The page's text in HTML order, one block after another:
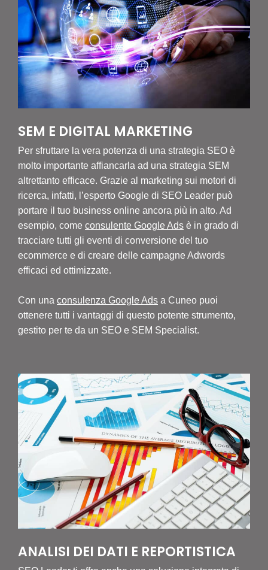
SEM E DIGITAL MARKETING
Per sfruttare la vera potenza di una strategia SEO è
molto importante affiancarla ad una strategia SEM
altrettanto efficace. Grazie al marketing sui motori di
ricerca, infatti, l’esperto Google di SEO Leader può
portare il tuo business online ancora più in alto. Ad
esempio, come consulente Google Ads è in grado di
tracciare tutti gli eventi di conversione del tuo
ecommerce e di creare delle campagne Adwords
efficaci ed ottimizzate.
Con una consulenza Google Ads a Cuneo puoi
ottenere tutti i vantaggi di questo potente strumento,
gestito per te da un SEO e SEM Specialist.
ANALISI DEI DATI E REPORTISTICA